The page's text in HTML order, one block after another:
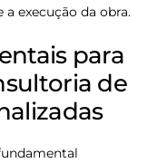
a execução da obra.
para
de